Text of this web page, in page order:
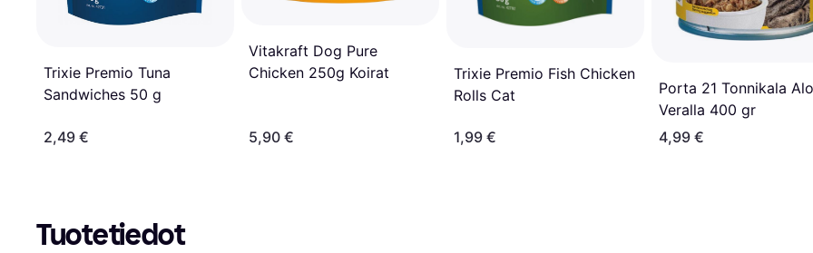
Trixie Premio Tuna
Sandwiches 50 g
2,49 €
Vitakraft Dog Pure
Chicken 250g Koirat
5,90 €
Trixie Premio Fish Chicken
Rolls Cat
1,99 €
Porta 21 Tonnikala
Veralla 400 gr
4,99 €
Tuotetiedot